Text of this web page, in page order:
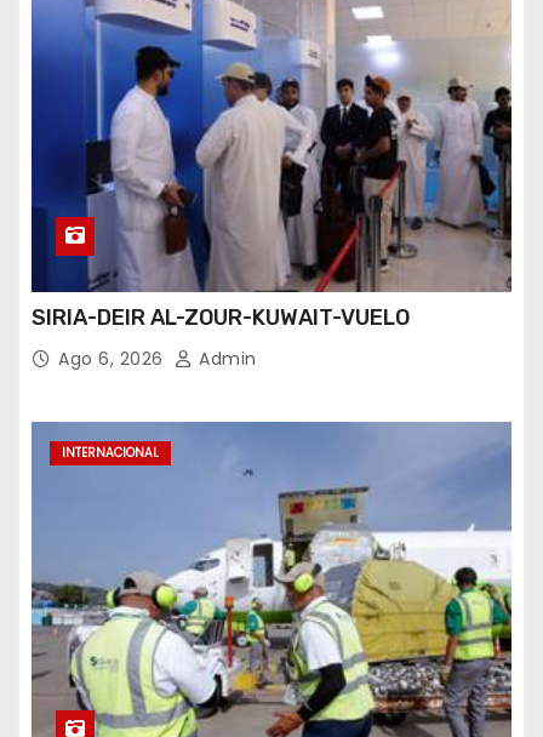
SIRIA-DEIR AL-ZOUR-KUWAIT-VUELO
Ago 6, 2026 Admin
INTERNACIONAL